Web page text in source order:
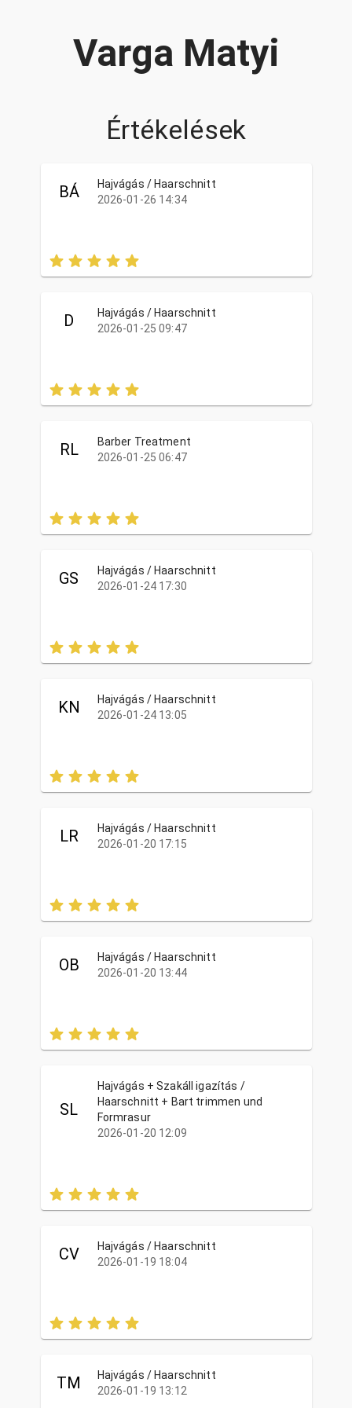
Varga Matyi
Értékelések
BÁ
Hajvágás / Haarschnitt
2026-01-26 14:34
D
Hajvágás / Haarschnitt
2026-01-25 09:47
RL
Barber Treatment
2026-01-25 06:47
GS
Hajvágás / Haarschnitt
2026-01-24 17:30
KN
Hajvágás / Haarschnitt
2026-01-24 13:05
LR
Hajvágás / Haarschnitt
2026-01-20 17:15
OB
Hajvágás / Haarschnitt
2026-01-20 13:44
SL
Hajvágás + Szakáll igazítás /
Haarschnitt + Bart trimmen und
Formrasur
2026-01-20 12:09
CV
Hajvágás / Haarschnitt
2026-01-19 18:04
TM
Hajvágás / Haarschnitt
2026-01-19 13:12